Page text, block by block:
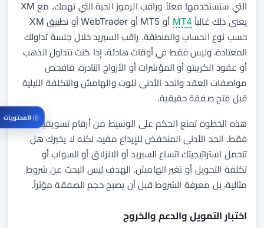
التي ستستخدمها فعلاً وراقب الرموز الحية التي تهمك. مع XM
يعني ذلك غالباً MT4
أو MT5 أو WebTrader أو تطبيق XM
حسب نوع الحساب والمنطقة. راقب السبريد خلال جلسة تداولك
المعتادة، وليس فقط في أوقات هادئة. إذا كنت تتداول الذهب
أو عقود الكريبتو أو المؤشرات أو الأزواج النادرة، فافحص
مواصفات العقد والحد الأدنى للوت والهامش والتكلفة الليلية
قبل فتح صفقة حقيقية.
هذه الخطوة تمنع الحكم على الوسيط من أرقام تسويقية
فقط. الحد الأدنى المنخفض للإيداع مفيد، لكنه لا يخبرك هل
تتحمل استراتيجيتك اتساع السبريد أو الانزلاق أو السواب أو
تكلفة التحويل أو تغير الهامش. الهدف ليس البحث عن شروط
مثالية، بل معرفة الشروط قبل أن يصبح حجم الصفقة مؤثراً.
اختبار التمويل والدعم والخروج
المحتويات